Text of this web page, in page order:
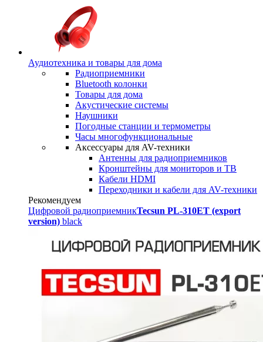
Аудиотехника и товары для дома
Радиоприемники
Bluetooth колонки
Товары для дома
Акустические системы
Наушники
Погодные станции и термометры
Часы многофункциональные
Аксессуары для AV-техники
Антенны для радиоприемников
Кронштейны для мониторов и ТВ
Кабели HDMI
Переходники и кабели для AV-техники
Рекомендуем
Цифровой радиоприемникTecsun PL-310ET (export
version) black